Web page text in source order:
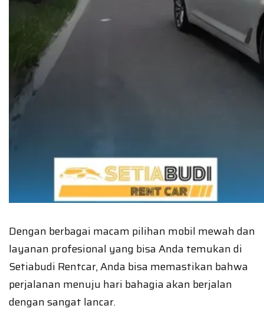
Dengan berbagai macam pilihan mobil mewah dan
layanan profesional yang bisa Anda temukan di
Setiabudi Rentcar, Anda bisa memastikan bahwa
perjalanan menuju hari bahagia akan berjalan
dengan sangat lancar.